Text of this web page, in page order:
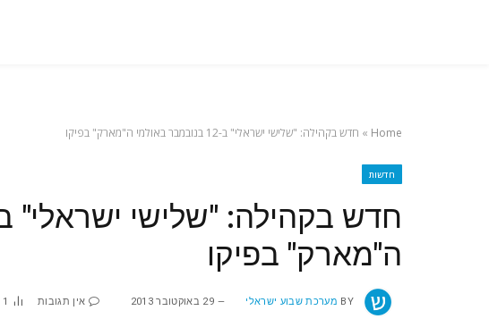
Home
» חדש בקהילה: "שלישי ישראלי" ב-12 בנובמבר באולמי ה"מארק" בפיקו
חדשות
ה"מארק" בפיקו
BY מערכת שבוע ישראלי 29 באוקטובר 2013 אין תגובות 1